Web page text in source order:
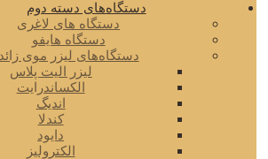
دستگاه‌های دسته دوم
دستگاه های لاغری
دستگاه هایفو
دستگاه‌های لیزر موی زائد
لیزر الیت پلاس
الکساندرایت
اندیگ
کندلا
دایود
الکترولیز